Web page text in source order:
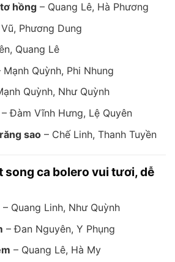
hồng– Quang Lê, Hà Phương
Phương Dung
Quang Lê
Mạnh Quỳnh, Phi Nhung
Quỳnh, Như Quỳnh
Đàm Vĩnh Hưng, Lệ Quyên
sao– Chế Linh, Thanh Tuyền
song ca bolero vui tươi, dễ
– Quang Linh, Như Quỳnh
– Đan Nguyên, Y Phụng
– Quang Lê, Hà My